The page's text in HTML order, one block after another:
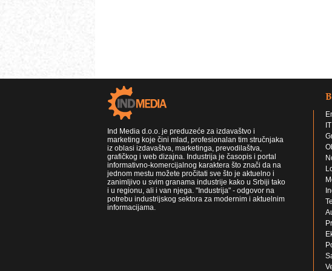
Ind Media d.o.o. je preduzeće za izdavaštvo i
marketing koje čini mlad, profesionalan tim stručnjaka
iz oblasi izdavaštva, marketinga, prevodilaštva,
grafičkog i web dizajna. Industrija je časopis i portal
informativno-komercijalnog karaktera što znači da na
jednom mestu možete pročitati sve što je aktuelno i
zanimljivo u svim granama industrije kako u Srbiji tako
i u regionu, ali i van njega. "Industrija" - odgovor na
potrebu industrijskog sektora za modernim i aktuelnim
informacijama.
IT